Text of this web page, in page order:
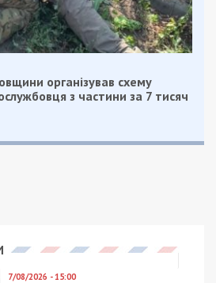
організував схему
з частини за 7 тисяч
7/08/2026 - 15:00